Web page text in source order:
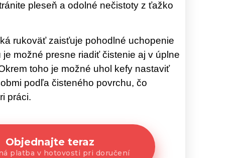
pleseň a odolné nečistoty z ťažko
rukoväť zaisťuje pohodlné uchopenie
možné presne riadiť čistenie aj v úplne
toho je možné uhol kefy nastaviť
podľa čisteného povrchu, čo
práci.
Objednajte teraz
platba v hotovosti pri doručení